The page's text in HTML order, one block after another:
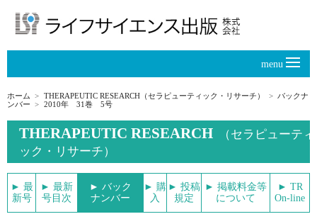
menu
ホーム THERAPEUTIC RESEARCH（セラピューティック・リサーチ）
バックナ
ンバー
2010年 31巻 5号
THERAPEUTIC RESEARCH
（セラピューティ
ック・リサーチ）
► 最
新号
► 最新
号目次
► バック
ナンバー
► 購
入
► 投稿
規定
► 掲載料金等
について
► TR
On-line